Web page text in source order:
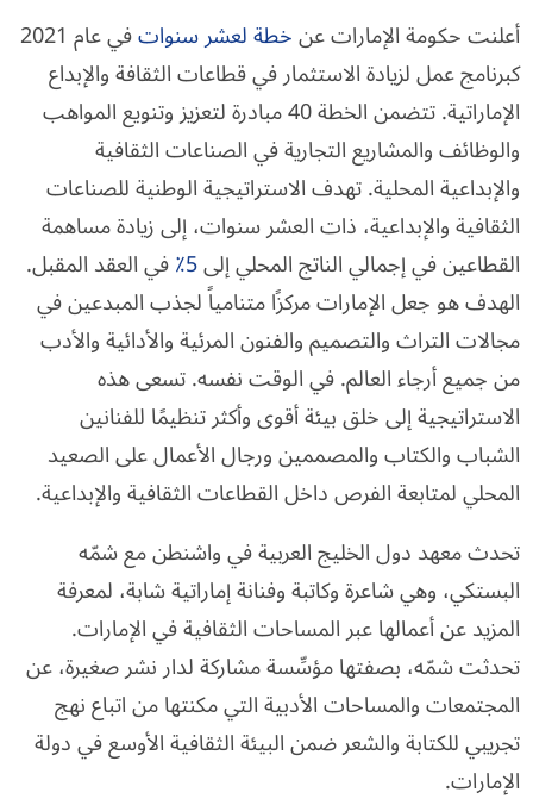
أعلنت حكومة الإمارات عنخطة لعشر سنوات
في عام 2021
كبرنامج عمل لزيادة الاستثمار في قطاعات الثقافة والإبداع
الإماراتية. تتضمن الخطة 40 مبادرة لتعزيز وتنويع المواهب
والوظائف والمشاريع التجارية في الصناعات الثقافية
والإبداعية المحلية. تهدف الاستراتيجية الوطنية للصناعات
الثقافية والإبداعية، ذات العشر سنوات، إلى زيادة مساهمة
القطاعين في إجمالي الناتج المحلي إلى5٪ في العقد المقبل.
الهدف هو جعل الإمارات مركزًا متنامياً لجذب المبدعين في
مجالات التراث والتصميم والفنون المرئية والأدائية والأدب
من جميع أرجاء العالم. في الوقت نفسه. تسعى هذه
الاستراتيجية إلى خلق بيئة أقوى وأكثر تنظيمًا للفنانين
الشباب والكتاب والمصممين ورجال الأعمال على الصعيد
المحلي لمتابعة الفرص داخل القطاعات الثقافية والإبداعية.
تحدث معهد دول الخليج العربية في واشنطن مع شمّه
البستكي، وهي شاعرة وكاتبة وفنانة إماراتية شابة، لمعرفة
المزيد عن أعمالها عبر المساحات الثقافية في الإمارات.
تحدثت شمّه، بصفتها مؤسِّسة مشاركة لدار نشر صغيرة، عن
المجتمعات والمساحات الأدبية التي مكنتها من اتباع نهج
تجريبي للكتابة والشعر ضمن البيئة الثقافية الأوسع في دولة
الإمارات.